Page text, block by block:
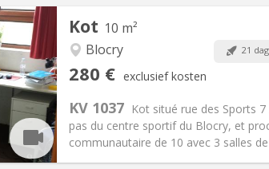
Kot 10 m²
Blocry
280 € exclusief kosten
21
KV 1037 Kot situé rue des Sports
pas du centre sportif du Blocry, et
communautaire de 10 avec 3 salles
Inrichting
Badkamer:Gemeenschappelijk
Oppervlakte:10 m2